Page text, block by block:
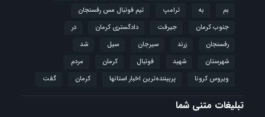
بم
به ترامپ
تیم فوتبال مس رفسنجان
جنوب کرمان
جیرفت دادگستری کرمان
در
رفسنجان
زرند سیرجان سیل
شد
شهرستان
شهید فوتبال كرمان
مردم
ویروس کرونا
پربیننده‌ترین اخبار استانها کرمان گفت
تبلیغات متنی شما